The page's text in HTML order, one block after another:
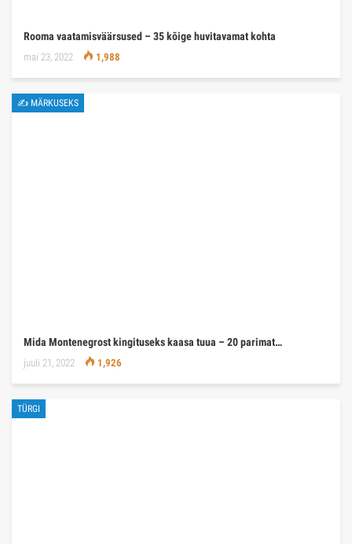
Rooma vaatamisväärsused – 35 kõige huvitavamat kohta
mai 23, 2022 1,988
✍ MÄRKUSEKS
Mida Montenegrost kingituseks kaasa tuua – 20 parimat…
juuli 21, 2022 1,926
TÜRGI